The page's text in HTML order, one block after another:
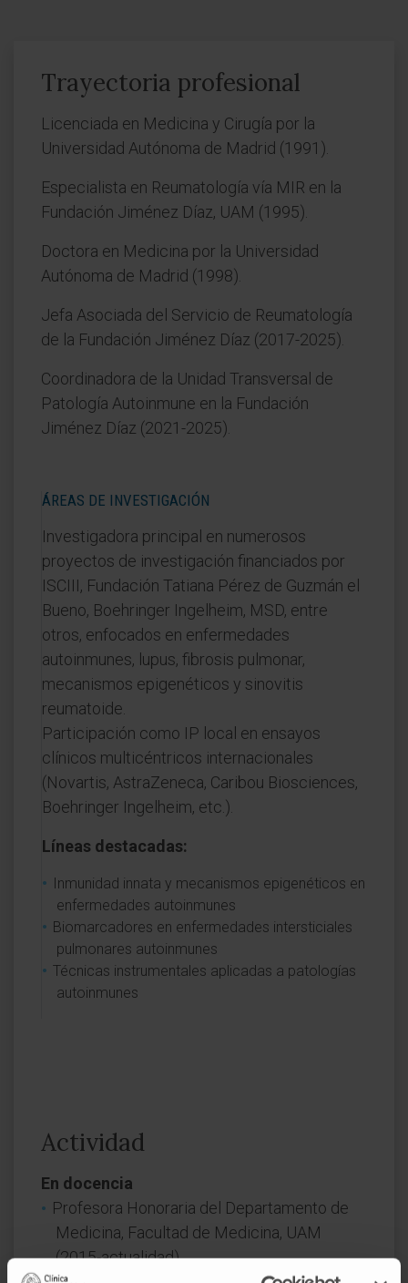
Trayectoria profesional
Licenciada en Medicina y Cirugía por la
Universidad Autónoma de Madrid (1991).
Especialista en Reumatología vía MIR en la
Fundación Jiménez Díaz, UAM (1995).
Doctora en Medicina por la Universidad
Autónoma de Madrid (1998).
Jefa Asociada del Servicio de Reumatología
de la Fundación Jiménez Díaz (2017-2025).
Coordinadora de la Unidad Transversal de
Patología Autoinmune en la Fundación
Jiménez Díaz (2021-2025).
ÁREAS DE INVESTIGACIÓN
Investigadora principal en numerosos
proyectos de investigación financiados por
ISCIII, Fundación Tatiana Pérez de Guzmán el
Bueno, Boehringer Ingelheim, MSD, entre
otros, enfocados en enfermedades
autoinmunes, lupus, fibrosis pulmonar,
mecanismos epigenéticos y sinovitis
reumatoide.
Participación como IP local en ensayos
clínicos multicéntricos internacionales
(Novartis, AstraZeneca, Caribou Biosciences,
Boehringer Ingelheim, etc.).
Líneas destacadas:
Inmunidad innata y mecanismos epigenéticos en
enfermedades autoinmunes
Biomarcadores en enfermedades intersticiales
pulmonares autoinmunes
Técnicas instrumentales aplicadas a patologías
autoinmunes
Actividad
En docencia
Profesora Honoraria del Departamento de
Medicina, Facultad de Medicina, UAM
(2015-actualidad).